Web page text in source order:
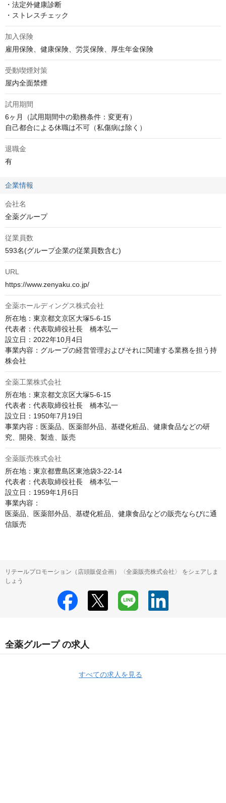
・法定外健康診断
・ストレスチェック
加入保険
雇用保険、健康保険、労災保険、厚生年金保険
受動喫煙対策
屋内全面禁煙
試用期間
6ヶ月（試用期間中の勤務条件：変更有）
自己都合による休職は不可（私傷病は除く）
退職金
有
企業情報
会社名
全薬グループ
従業員数
593名(グループ企業の従業員数含む)
URL
https://www.zenyaku.co.jp/
全薬ホールディングス株式会社
所在地：東京都文京区大塚5-6-15
代表者：代表取締役社長　橋本弘一
設立日：2022年10月4日
事業内容：グループの経営管理およびそれに関連する業務を担う持
株会社
全薬工業株式会社
所在地：東京都文京区大塚5-6-15
代表者：代表取締役社長　橋本弘一
設立日：1950年7月19日
事業内容：医薬品、医薬部外品、基礎化粧品、健康食品などの研
究、開発、製造、販売
全薬販売株式会社
所在地：東京都豊島区東池袋3-22-14
代表者：代表取締役社長　橋本弘一
設立日：1959年1月6日
事業内容：
医薬品、医薬部外品、基礎化粧品、健康食品などの販売ならびに通
信販売
リテールプロモーション（店頭販促企画）〈全薬販売株式会社〉 をシェアしま
しょう
全薬グループ の求人
すべての求人を見る